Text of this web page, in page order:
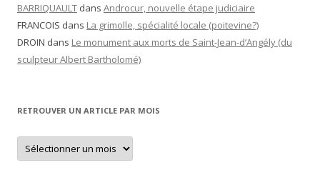
BARRIQUAULT dans Androcur, nouvelle étape judiciaire
FRANCOIS dans La grimolle, spécialité locale (poitevine?)
DROIN dans Le monument aux morts de Saint-Jean-d’Angély (du
sculpteur Albert Bartholomé)
RETROUVER UN ARTICLE PAR MOIS
Retrouver
un
article